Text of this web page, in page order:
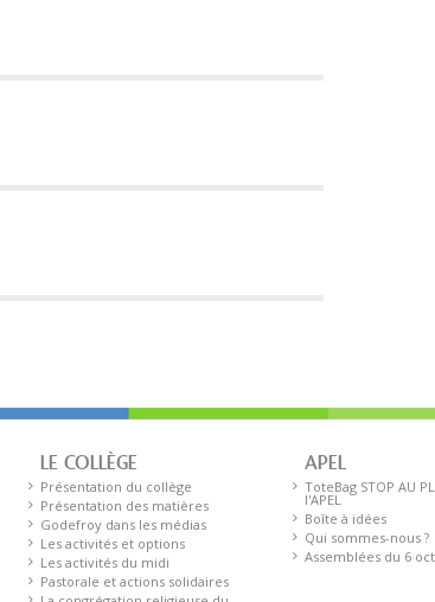
LE COLLÈGE
Présentation du collège
Présentation des matières
Godefroy dans les médias
Les activités et options
Les activités du midi
Pastorale et actions solidaires
APEL
ToteBag STOP AU
l'APEL
Boîte à idées
Qui sommes-nous ?
Assemblées du 6